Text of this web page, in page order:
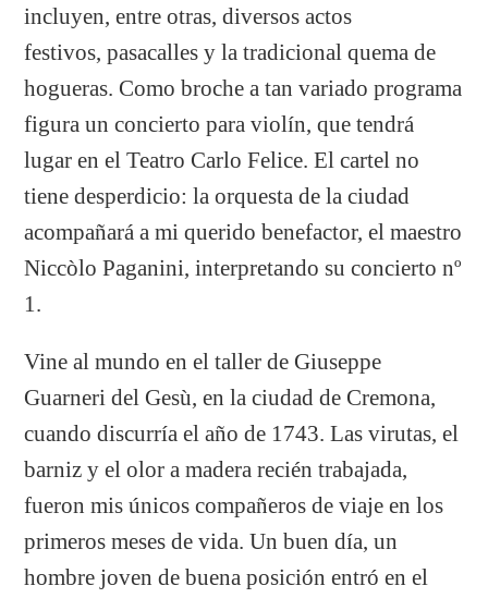
incluyen, entre otras, diversos actos
festivos, pasacalles y la tradicional quema de
hogueras. Como broche a tan variado programa
figura un concierto para violín, que tendrá
lugar en el Teatro Carlo Felice. El cartel no
tiene desperdicio: la orquesta de la ciudad
acompañará a mi querido benefactor, el maestro
Niccòlo Paganini, interpretando su concierto nº
1.
Vine al mundo en el taller de Giuseppe
Guarneri del Gesù, en la ciudad de Cremona,
cuando discurría el año de 1743. Las virutas, el
barniz y el olor a madera recién trabajada,
fueron mis únicos compañeros de viaje en los
primeros meses de vida. Un buen día, un
hombre joven de buena posición entró en el